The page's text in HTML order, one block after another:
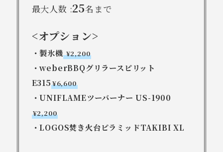
最大人数 :25名まで
<オプション>
・製氷機¥2,200
・weberBBQグリラースピリット
E315¥6,600
・UNIFLAMEツーバーナー US-1900
¥2,200
・LOGOS焚き火台ピラミッドTAKIBI XL